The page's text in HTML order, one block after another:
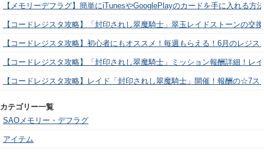
【メモリーデフラグ】簡単にiTunesやGooglePlayのカードを手に入れる方
【コードレジスタ攻略】「封印されし翠魔騎士」翠玉レイドストーンの交
【コードレジスタ攻略】初心者にもオススメ！毎週もらえる！6月のレジ
【コードレジスタ攻略】「封印されし翠魔騎士」ミッション報酬詳細！レ
【コードレジスタ攻略】レイド「封印されし翠魔騎士」開催！報酬の☆7
カテゴリー一覧
SAOメモリー・デフラグ
アイテム